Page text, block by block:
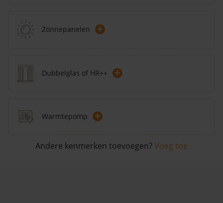
Zonnepanelen +
Dubbelglas of HR++ +
Warmtepomp +
Andere kenmerken toevoegen? Voeg toe